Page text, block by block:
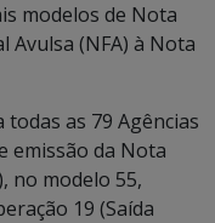
modelos de Nota
Avulsa (NFA) à Nota
as 79 Agências
emissão da Nota
no modelo 55,
19 (Saída